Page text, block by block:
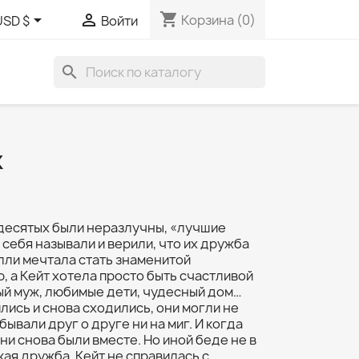
$  Войти shopping_cart Корзина (0)
search
были неразлучны, «лучшие
называли и верили, что их дружба
мечтала стать знаменитой
а Кейт хотела просто быть счастливой
муж, любимые дети, чудесный дом…
и снова сходились, они могли не
друг о друге ни на миг. И когда
снова были вместе. Но иной беде не в